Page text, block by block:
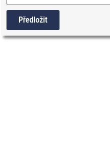
Předložit
Alternative: